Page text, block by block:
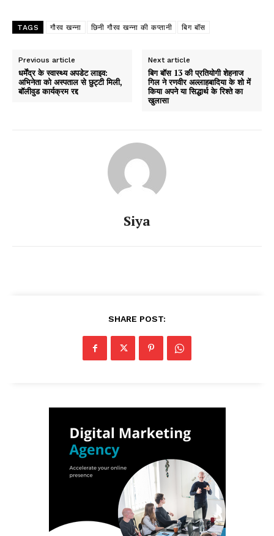
TAGS गौरव खन्ना छिनी गौरव खन्ना की कप्तानी बिग बॉस
Previous article
धर्मेंद्र के स्वास्थ्य अपडेट लाइव:
अभिनेता को अस्पताल से छुट्टी मिली,
बॉलीवुड कार्यक्रम रद्द
Next article
बिग बॉस 13 की प्रतियोगी शेहनाज
गिल ने रणवीर अल्लाहबादिया के शो में
किया अपने या सिद्धार्थ के रिश्ते का
खुलासा
Siya
SHARE POST: